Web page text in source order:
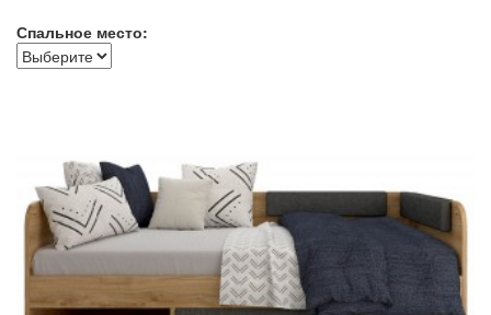
Спальное место: